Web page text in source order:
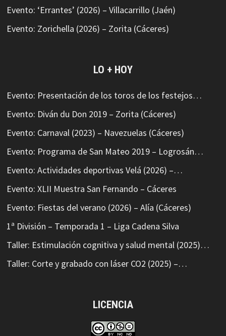
Evento: ‘Errantes’ (2026) – Villacarrillo (Jaén)
Evento: Zorichella (2026) – Zorita (Cáceres)
LO + HOY
Evento: Presentación de los toros de los festejos…
Evento: Diván du Don 2019 – Zorita (Cáceres)
Evento: Carnaval (2023) – Navezuelas (Cáceres)
Evento: Programa de San Mateo 2019 – Logrosán…
Evento: Actividades deportivas Velá (2026) –…
Evento: XLII Muestra San Fernando – Cáceres
Evento: Fiestas del verano (2026) – Alía (Cáceres)
1ª División – Temporada 1 – Liga Cadena Silva
Taller: Estimulación cognitiva y salud mental (2025)…
Taller: Corte y grabado con láser CO2 (2025) –…
LICENCIA